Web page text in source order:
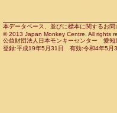
Cercopithecidae
Cercopithecidae
Cercopithecidae
CebidaeSaguinus
CebidaeSaguinus
Cebidae Saguinus
本データベース、並びに標本に関するお
© 2013 Japan Monkey Centre. All rights
公益財団法人日本モンキーセンター 愛
登録:平成19年5月31日 有効:令和4年5月